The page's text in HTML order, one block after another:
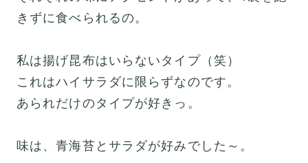
きずに食べられるの。
私は揚げ昆布はいらないタイプ（笑）
これはハイサラダに限らずなのです。
あられだけのタイプが好きっ。
味は、青海苔とサラダが好みでした～。